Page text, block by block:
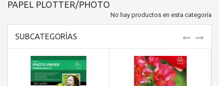
PAPEL PLOTTER/PHOTO
No hay productos en esta categoría
SUBCATEGORÍAS